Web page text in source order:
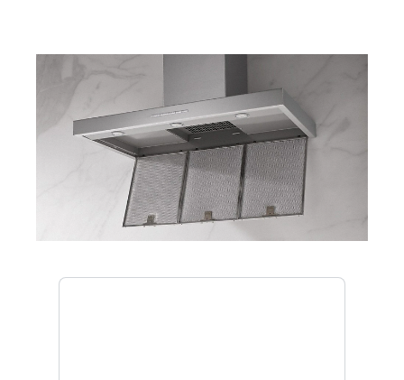
Produktgalerie überspringen